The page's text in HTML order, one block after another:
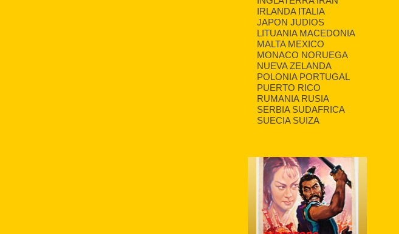
IRLANDA ITALIA
JAPON JUDIOS
LITUANIA MACEDONIA
MALTA MEXICO
MONACO NORUEGA
NUEVA ZELANDA
POLONIA PORTUGAL
PUERTO RICO
RUMANIA RUSIA
SERBIA SUDAFRICA
SUECIA SUIZA